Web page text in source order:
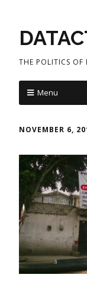
THE POLITICS
Menu
NOVEMBER 6,